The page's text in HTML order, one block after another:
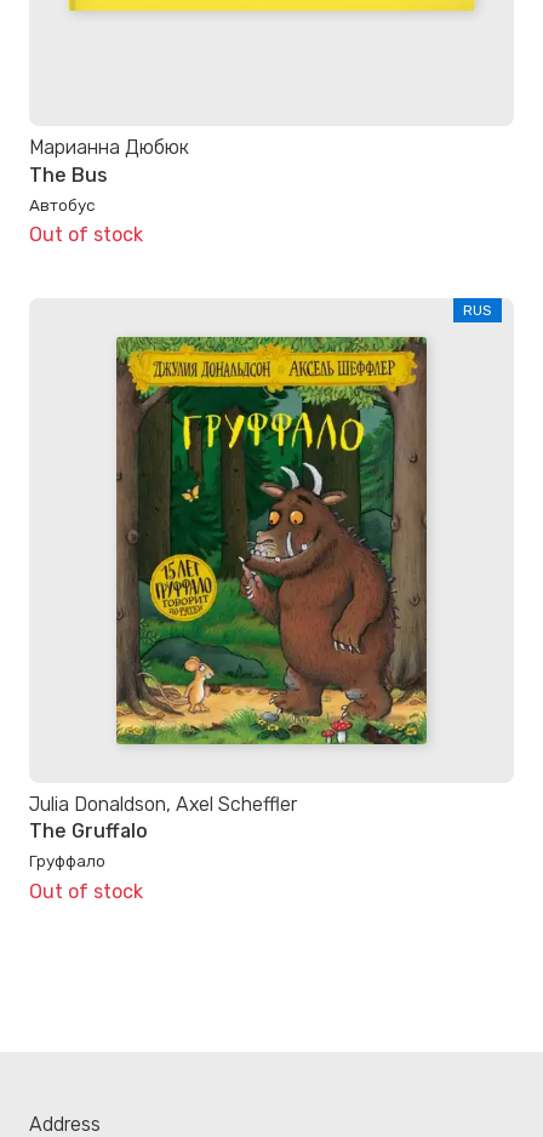
Марианна Дюбюк
The Bus
Автобус
Out of stock
RUS
Julia Donaldson, Axel Scheffler
The Gruffalo
Груффало
Out of stock
Address